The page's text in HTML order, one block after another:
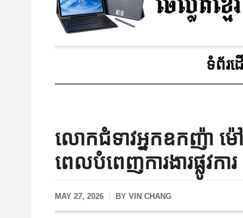
ទំព័រដ
លោកជំទាវអ្នកឧកញ៉ា
ពេលបំពេញការងារផ្លូវការ
MAY 27, 2026 BY VIN CHANG